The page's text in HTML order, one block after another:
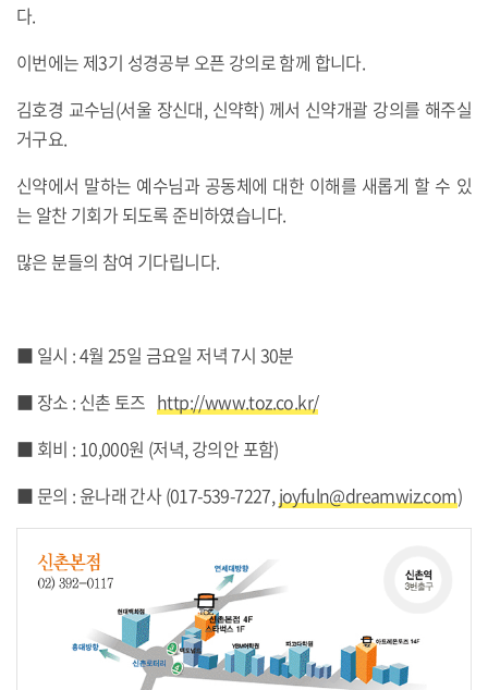
다.
이번에는 제3기 성경공부 오픈 강의로 함께 합니다.
김호경 교수님(서울 장신대, 신약학) 께서 신약개괄 강의를 해주실
거구요.
신약에서 말하는 예수님과 공동체에 대한 이해를 새롭게 할 수 있
는 알찬 기회가 되도록 준비하였습니다.
많은 분들의 참여 기다립니다.
■ 일시 : 4월 25일 금요일 저녁 7시 30분
■ 장소 : 신촌 토즈 http://www.toz.co.kr/
■ 회비 : 10,000원 (저녁, 강의안 포함)
■ 문의 : 윤나래 간사 (017-539-7227, joyfuln@dreamwiz.com)